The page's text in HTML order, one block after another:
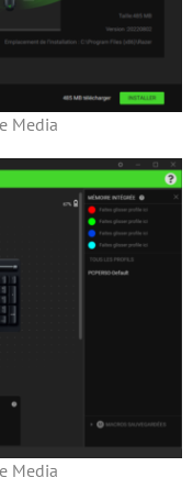
Media
Media